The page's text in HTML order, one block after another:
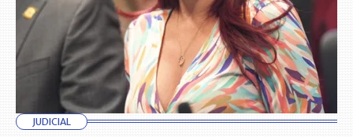
JUDICIAL